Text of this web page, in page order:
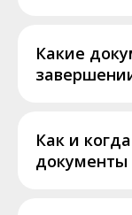
Какие
Как и
документы